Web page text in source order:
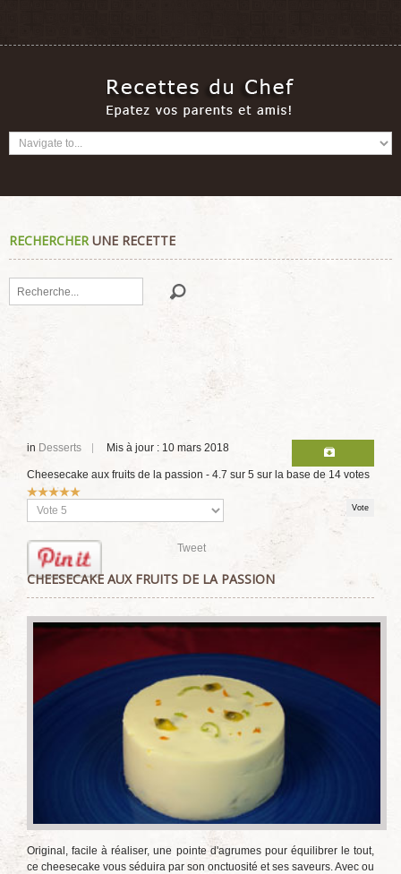
RECHERCHERUNE RECETTE
Rechercher
in Desserts Mis à jour : 10 mars 2018
Cheesecake aux fruits de la passion - 4.7 sur 5 sur la base de 14 votes
Vote
utilisateur:
Veuillez
voter
Tweet
CHEESECAKE AUX FRUITS DE LA PASSION
Original, facile à réaliser, une pointe d'agrumes pour équilibrer le tout,
ce cheesecake vous séduira par son onctuosité et ses saveurs. Avec ou